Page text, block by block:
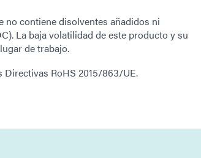
no contiene disolventes añadidos ni
La baja volatilidad de este producto y su
de trabajo.
Directivas RoHS 2015/863/UE.